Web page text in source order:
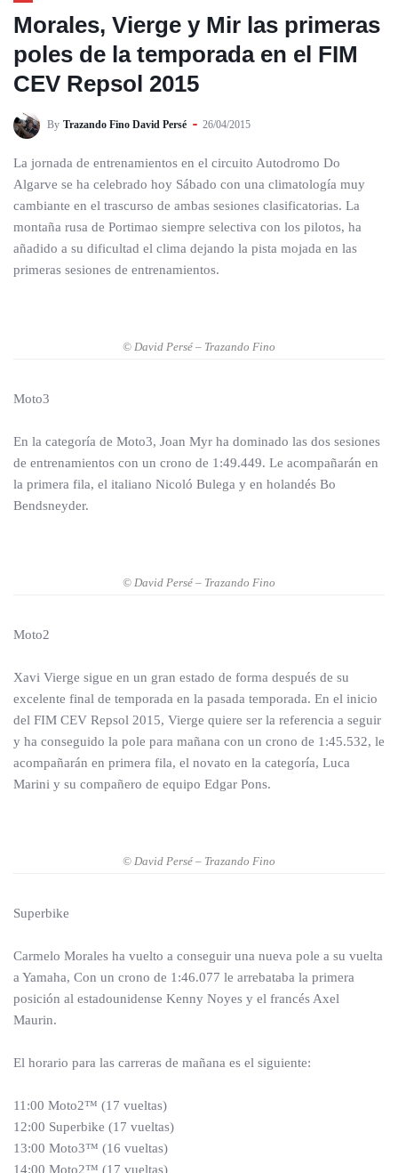
Morales, Vierge y Mir las primeras
poles de la temporada en el FIM
CEV Repsol 2015
By Trazando Fino David Persé 26/04/2015
La jornada de entrenamientos en el circuito Autodromo Do
Algarve se ha celebrado hoy Sábado con una climatología muy
cambiante en el trascurso de ambas sesiones clasificatorias. La
montaña rusa de Portimao siempre selectiva con los pilotos, ha
añadido a su dificultad el clima dejando la pista mojada en las
primeras sesiones de entrenamientos.
© David Persé – Trazando Fino
Moto3
En la categoría de Moto3, Joan Myr ha dominado las dos sesiones
de entrenamientos con un crono de 1:49.449. Le acompañarán en
la primera fila, el italiano Nicoló Bulega y en holandés Bo
Bendsneyder.
© David Persé – Trazando Fino
Moto2
Xavi Vierge sigue en un gran estado de forma después de su
excelente final de temporada en la pasada temporada. En el inicio
del FIM CEV Repsol 2015, Vierge quiere ser la referencia a seguir
y ha conseguido la pole para mañana con un crono de 1:45.532, le
acompañarán en primera fila, el novato en la categoría, Luca
Marini y su compañero de equipo Edgar Pons.
© David Persé – Trazando Fino
Superbike
Carmelo Morales ha vuelto a conseguir una nueva pole a su vuelta
a Yamaha, Con un crono de 1:46.077 le arrebataba la primera
posición al estadounidense Kenny Noyes y el francés Axel
Maurin.
El horario para las carreras de mañana es el siguiente:
11:00 Moto2™ (17 vueltas)
12:00 Superbike (17 vueltas)
13:00 Moto3™ (16 vueltas)
14:00 Moto2™ (17 vueltas)